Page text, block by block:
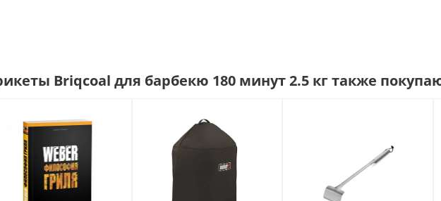
Briqcoal для барбекю 180 минут 2.5 кг также